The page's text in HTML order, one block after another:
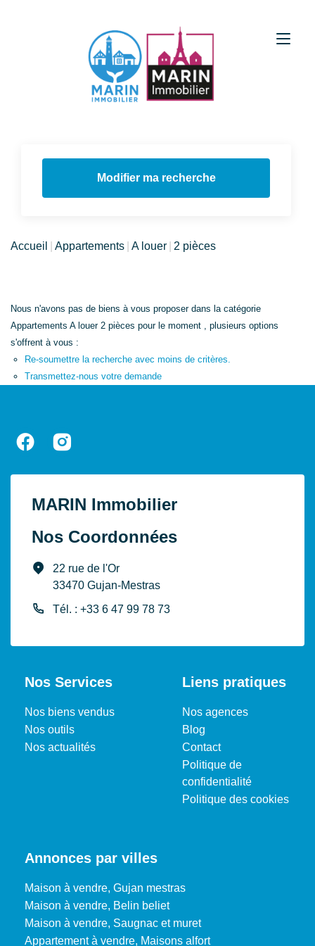
Modifier ma recherche
Accueil Appartements A louer 2 pièces
Nous n'avons pas de biens à vous proposer dans la catégorie
Appartements A louer 2 pièces pour le moment , plusieurs options
s'offrent à vous :
Re-soumettre la recherche avec moins de critères.
Transmettez-nous votre demande
MARIN Immobilier
Nos Coordonnées
22 rue de l'Or
33470 Gujan-Mestras
Tél. : +33 6 47 99 78 73
Nos Services
Nos biens vendus
Nos outils
Nos actualités
Liens pratiques
Nos agences
Blog
Contact
Politique de
confidentialité
Politique des cookies
Annonces par villes
Maison à vendre, Gujan mestras
Maison à vendre, Belin beliet
Maison à vendre, Saugnac et muret
Appartement à vendre, Maisons alfort